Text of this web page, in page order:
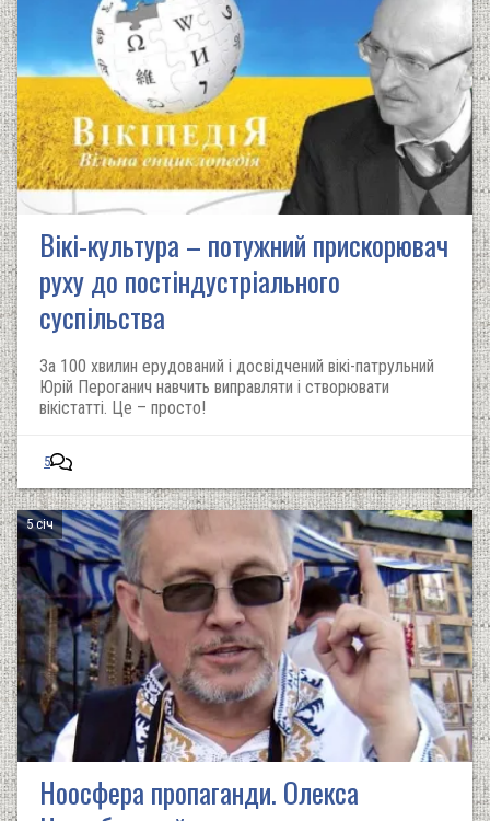
Вікі-культура – потужний прискорювач
руху до постіндустріального
суспільства
За 100 хвилин ерудований і досвідчений вікі-патрульний
Юрій Пероганич навчить виправляти і створювати
вікістатті. Це – просто!
5
5 січ
Ноосфера пропаганди. Олекса